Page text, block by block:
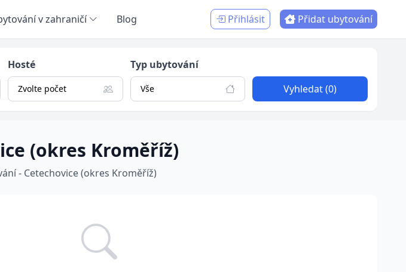
v zahraničí Blog Přihlásit Přidat ubytování
Hosté
Zvolte počet
Typ ubytování
Vše Vyhledat (0)
(okres Kroměříž)
- Cetechovice (okres Kroměříž)